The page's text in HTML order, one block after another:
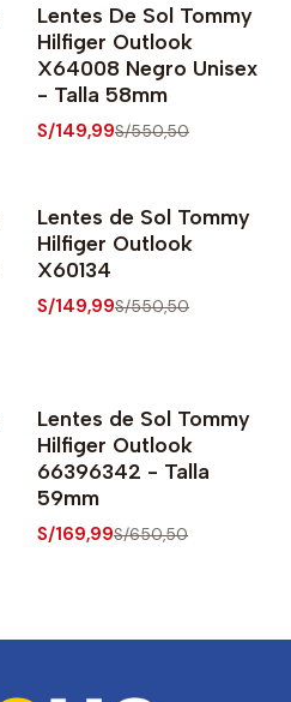
-73% OFF
Lentes De Sol Tommy
Hilfiger Outlook
X64008 Negro Unisex
- Talla 58mm
S/149,99S/550,50
-73% OFF
Lentes de Sol Tommy
Hilfiger Outlook
X60134
S/149,99S/550,50
-74% OFF
Nuevo
Lentes de Sol Tommy
Hilfiger Outlook
66396342 - Talla
59mm
S/169,99S/650,50